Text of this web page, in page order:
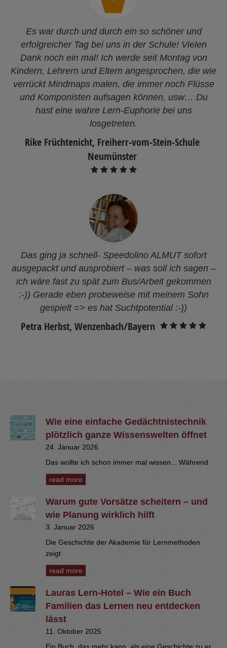
Es war durch und durch ein so schöner und
erfolgreicher Tag bei uns in der Schule! Vielen
Dank noch ein mal! Ich werde seit Montag von
Kindern, Lehrern und Eltern angesprochen, die wie
verrückt Mindmaps malen, die immer noch Flüsse
und Komponisten aufsagen können, usw… Du
hast eine wahre Lern-Euphorie bei uns
losgetreten.
Rike Früchtenicht, Freiherr-vom-Stein-Schule
Neumünster
Das ging ja schnell- Speedolino ALMUT sofort
ausgepackt und ausprobiert – was soll ich sagen –
ich wäre fast zu spät zum Bus/Arbeit gekommen
:-)) Gerade eben probeweise mit meinem Sohn
gespielt => es hat Suchtpotential :-))
Petra Herbst, Wenzenbach/Bayern
Wie eine einfache Gedächtnistechnik
plötzlich ganze Wissenswelten öffnet
24. Januar 2026
Das wollte ich schon immer mal wissen... Während
read more
Warum gute Vorsätze scheitern – und
wie Planung wirklich hilft
3. Januar 2026
Die Geschichte der Akademie für Lernmethoden
zeigt
read more
Lauras Lern-Hotel – Wie ein Buch
Familien das Lernen neu entdecken
lässt
11. Oktober 2025
Ein Buch, das mehr kann, als eine Geschichte zu er